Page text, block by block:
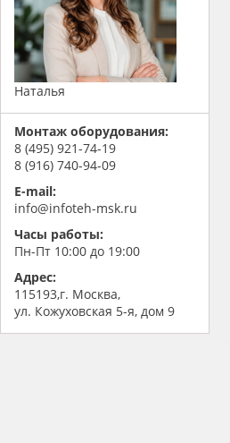
Наталья
Монтаж оборудования:
8 (495) 921-74-19
8 (916) 740-94-09
E-mail:
info@infoteh-msk.ru
Часы работы:
Пн-Пт 10:00 до 19:00
Адрес:
115193,г. Москва,
ул. Кожуховская 5-я, дом 9